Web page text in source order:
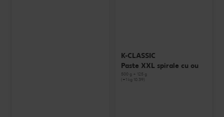
K-CLASSIC
Paste XXL spirale cu ou
500 g + 125 g
(=1 kg 10.39)